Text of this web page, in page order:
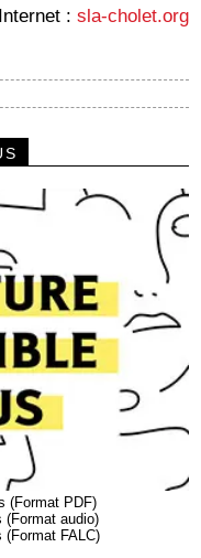
Internet : sla-cholet.org
(Format PDF)
(Format audio)
(Format FALC)